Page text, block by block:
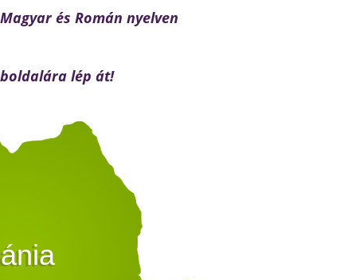
és Román nyelven
lép át!